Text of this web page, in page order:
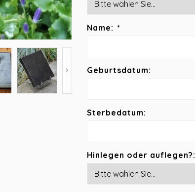
Name: *
Geburtsdatum:
Sterbedatum:
Hinlegen oder auflegen?: